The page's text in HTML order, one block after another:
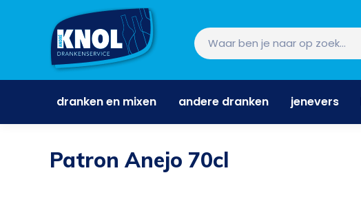
dranken en mixen andere dranken jenevers
Patron Anejo 70cl
dranken en mixen